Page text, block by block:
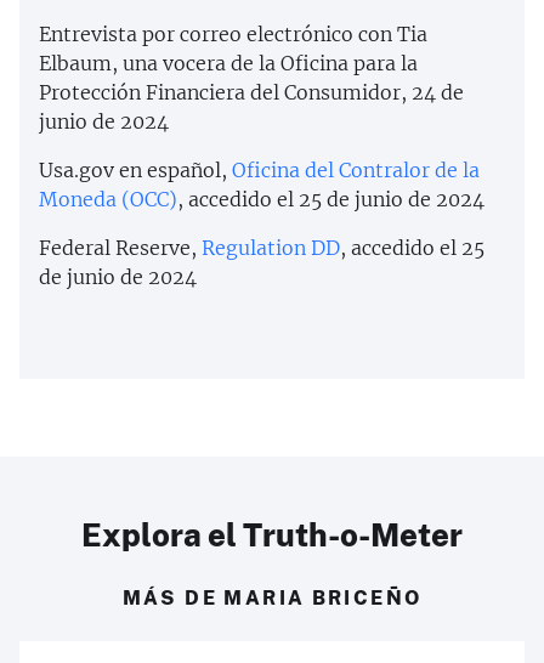
Entrevista por correo electrónico con Tia
Elbaum, una vocera de la Oficina para la
Protección Financiera del Consumidor, 24 de
junio de 2024
Usa.gov en español, Oficina del Contralor de la
Moneda (OCC), accedido el 25 de junio de 2024
Federal Reserve, Regulation DD, accedido el 25
de junio de 2024
Explora el Truth-o-Meter
MÁS DE MARIA BRICEÑO